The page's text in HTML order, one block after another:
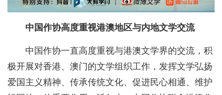
中国作协高度重视港澳地区与内地文学交流
中国作协一直高度重视与港澳文学界的交流，积
极开展对香港、澳门的文学组织工作，发挥文学弘扬
爱国主义精神、传承传统文化、促进民心相通、维护